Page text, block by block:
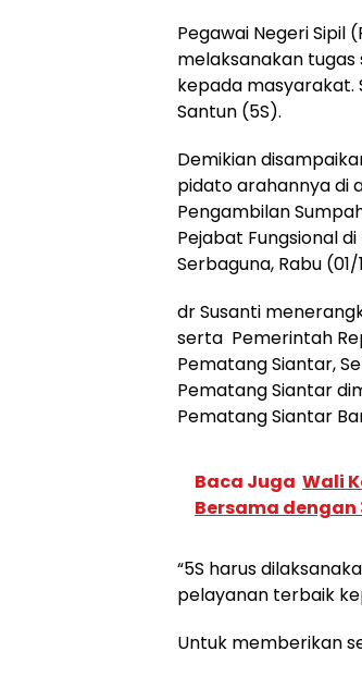
Pegawai Negeri Sipil
melaksanakan
kepada masyarakat.
Santun (5S).
Demikian
pidato arahannya di
Pengambilan
Pejabat Fungsional
Serbaguna, Rabu (01/
dr Susanti
serta Pemerintah
Pematang Siantar,
Pematang Siantar
Pematang Siantar
Baca Juga Wali
Bersama dengan
“5S harus
pelayanan terbaik
Untuk memberikan